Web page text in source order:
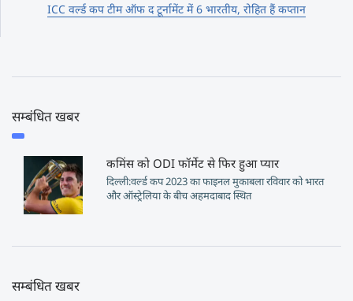
ICC वर्ल्ड कप टीम ऑफ द टूर्नामेंट में 6 भारतीय, रोहित हैं कप्तान
सम्बंधित खबर
कमिंस को ODI फॉर्मेट से फिर हुआ प्यार
दिल्ली:वर्ल्ड कप 2023 का फाइनल मुकाबला रविवार को भारत
और ऑस्ट्रेलिया के बीच अहमदाबाद स्थित
सम्बंधित खबर